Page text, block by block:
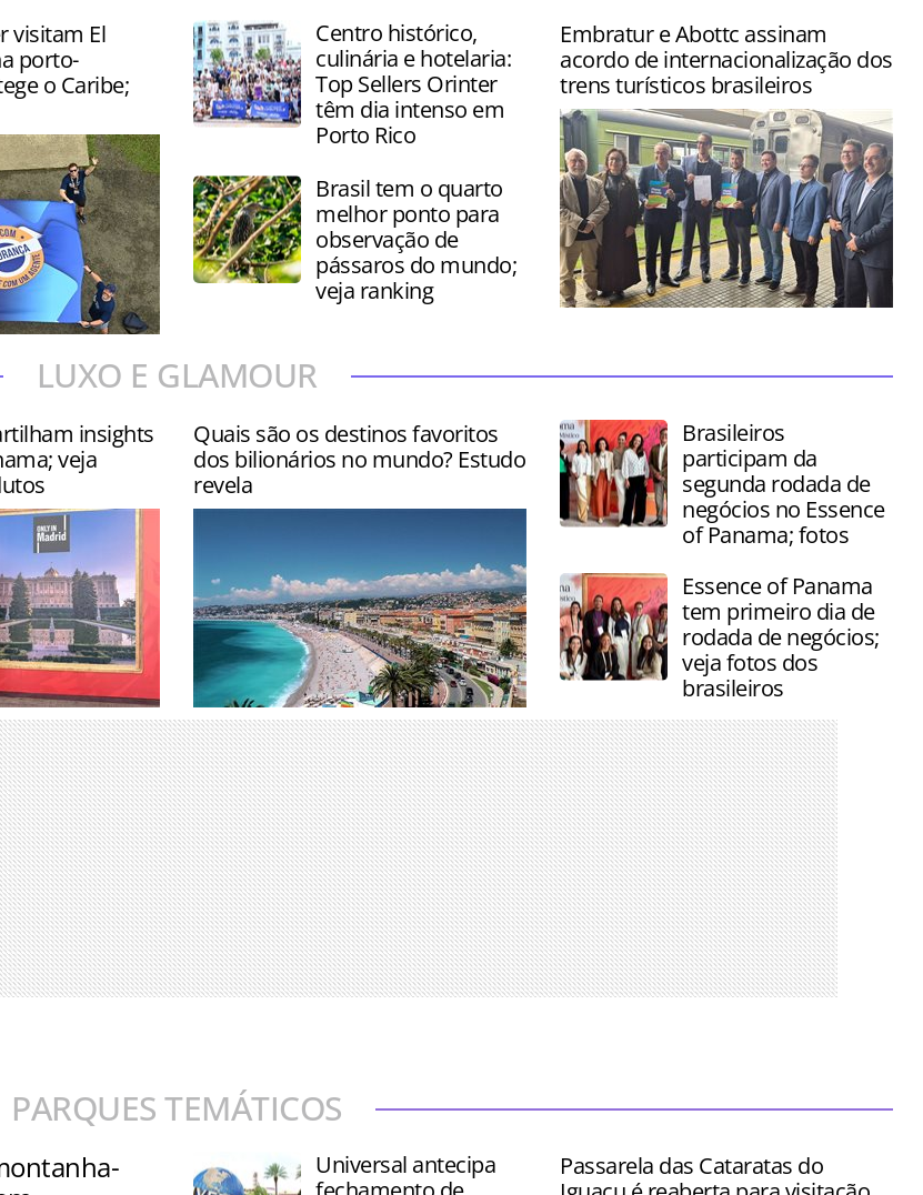
visitam El
porto-
o Caribe;
Wyndham
Centric Isla Ver…
Centro histórico,
culinária e hotelaria:
Top Sellers Orinter
têm dia intenso em
Porto Rico
Embratur e Abottc assinam
acordo de internacionalização dos
trens turísticos brasileiros
Express, em Curitiba
Brasil tem o quarto
melhor ponto para
observação de
pássaros do mundo;
veja ranking
LUXO E GLAMOUR
insights
veja
e
e Takumians by
países
Quais são os destinos favoritos
dos bilionários no mundo? Estudo
revela
Pesquisa analisou 25 destinos para
determinar onde os viajantes mais
ricos escolhem passar seu tempo
Brasileiros
participam da
segunda rodada de
negócios no Essence
of Panama; fotos
Essence of Panama
tem primeiro dia de
rodada de negócios;
veja fotos dos
brasileiros
PARQUES TEMÁTICOS
Universal antecipa
Passarela das Cataratas do